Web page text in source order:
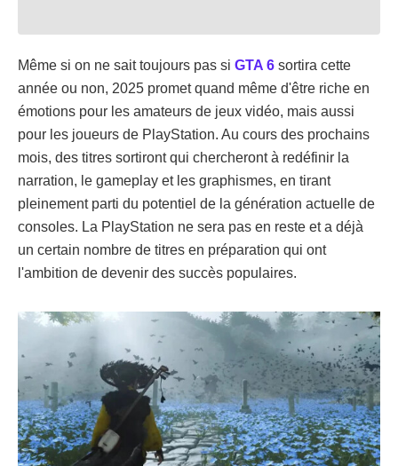
Même si on ne sait toujours pas si GTA 6 sortira cette
année ou non, 2025 promet quand même d'être riche en
émotions pour les amateurs de jeux vidéo, mais aussi
pour les joueurs de PlayStation. Au cours des prochains
mois, des titres sortiront qui chercheront à redéfinir la
narration, le gameplay et les graphismes, en tirant
pleinement parti du potentiel de la génération actuelle de
consoles. La PlayStation ne sera pas en reste et a déjà
un certain nombre de titres en préparation qui ont
l'ambition de devenir des succès populaires.